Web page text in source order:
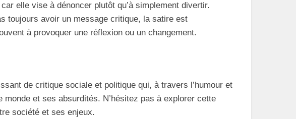
elle vise à dénoncer plutôt qu’à simplement divertir.
toujours avoir un message critique, la satire est
à provoquer une réflexion ou un changement.
de critique sociale et politique qui, à travers l’humour et
monde et ses absurdités. N’hésitez pas à explorer cette
société et ses enjeux.